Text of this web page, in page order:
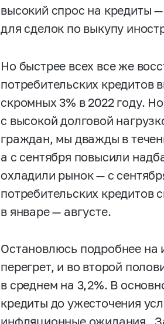
высокий спрос на кредиты
для сделок по выкупу
Но быстрее всех все же
потребительских кредитов
скромных 3% в 2022 году.
с высокой долговой
граждан, мы дважды в
а с сентября повысили
охладили рынок — с
потребительских кредитов
в январе — августе.
Остановлюсь подробнее на
перегрет, и во второй
в среднем на 3,2%. В
кредиты до ужесточения